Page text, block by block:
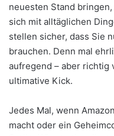
neuesten Stand
sich mit alltäglichen
stellen sicher, dass Sie
brauchen. Denn mal
aufregend – aber richtig
ultimative Kick.
Jedes Mal, wenn
macht oder ein